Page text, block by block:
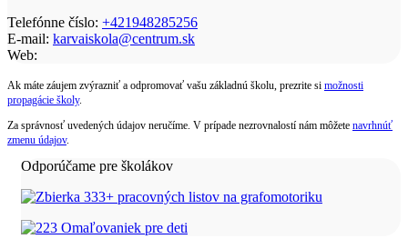
Telefónne číslo: +421948285256
E-mail: karvaiskola@centrum.sk
Web:
Ak máte záujem zvýrazniť a odpromovať vašu základnú školu, prezrite si možnosti
propagácie školy.
Za správnosť uvedených údajov neručíme. V prípade nezrovnalostí nám môžete navrhnúť
zmenu údajov.
Odporúčame pre školákov